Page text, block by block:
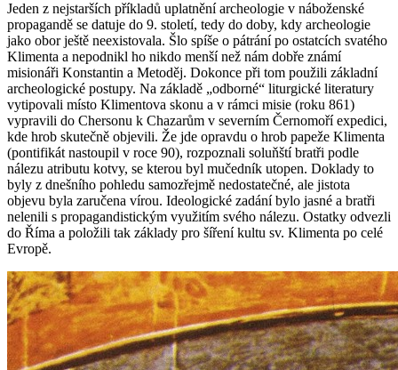
Jeden z nejstarších příkladů uplatnění archeologie v náboženské
propagandě se datuje do 9. století, tedy do doby, kdy archeologie
jako obor ještě neexistovala. Šlo spíše o pátrání po ostatcích svatého
Klimenta a nepodnikl ho nikdo menší než nám dobře známí
misionáři Konstantin a Metoděj. Dokonce při tom použili základní
archeologické postupy. Na základě „odborné“ liturgické literatury
vytipovali místo Klimentova skonu a v rámci misie (roku 861)
vypravili do Chersonu k Chazarům v severním Černomoří expedici,
kde hrob skutečně objevili. Že jde opravdu o hrob papeže Klimenta
(pontifikát nastoupil v roce 90), rozpoznali soluňští bratři podle
nálezu atributu kotvy, se kterou byl mučedník utopen. Doklady to
byly z dnešního pohledu samozřejmě nedostatečné, ale jistota
objevu byla zaručena vírou. Ideologické zadání bylo jasné a bratři
nelenili s propagandistickým využitím svého nálezu. Ostatky odvezli
do Říma a položili tak základy pro šíření kultu sv. Klimenta po celé
Evropě.